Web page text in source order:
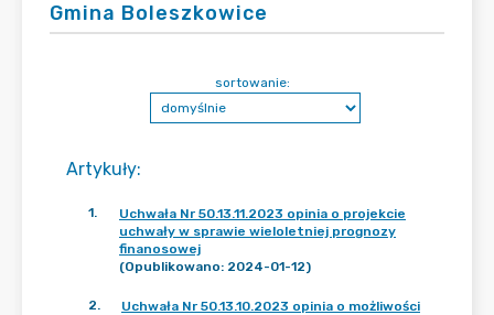
Gmina Boleszkowice
Artykuły:
sortowanie:
1.
Uchwała Nr 50.13.11.2023 opinia o projekcie
uchwały w sprawie wieloletniej prognozy
finanosowej
(Opublikowano: 2024-01-12)
2.
Uchwała Nr 50.13.10.2023 opinia o możliwości